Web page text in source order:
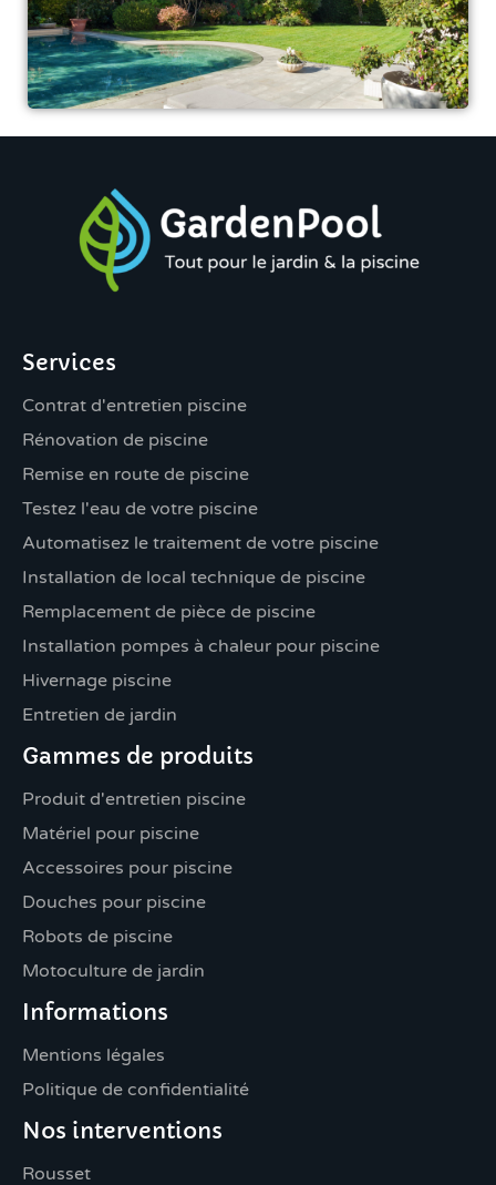
Services
Contrat d'entretien piscine
Rénovation de piscine
Remise en route de piscine
Testez l'eau de votre piscine
Automatisez le traitement de votre piscine
Installation de local technique de piscine
Remplacement de pièce de piscine
Installation pompes à chaleur pour piscine
Hivernage piscine
Entretien de jardin
Gammes de produits
Produit d'entretien piscine
Matériel pour piscine
Accessoires pour piscine
Douches pour piscine
Robots de piscine
Motoculture de jardin
Informations
Mentions légales
Politique de confidentialité
Nos interventions
Rousset